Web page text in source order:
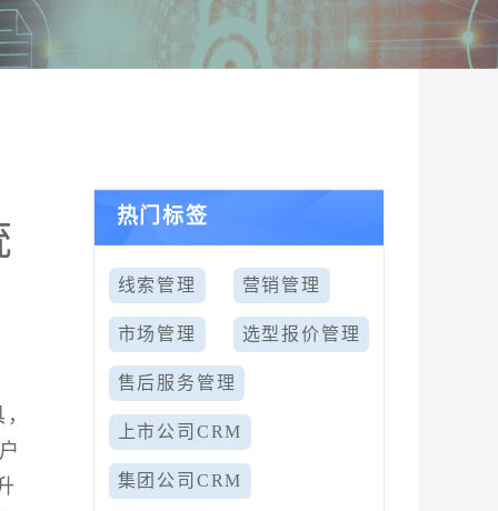
热门标签
线索管理 营销管理
市场管理 选型报价管理
售后服务管理
上市公司CRM
集团公司CRM